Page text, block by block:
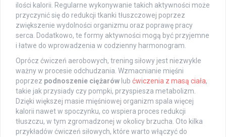
ilości kalorii. Regularne wykonywanie takich aktywności może
przyczynić się do redukcji tkanki tłuszczowej poprzez
zwiększenie wydolności organizmu oraz poprawę pracy
serca. Dodatkowo, te formy aktywności mogą być przyjemne
i łatwe do wprowadzenia w codzienny harmonogram.
Oprócz ćwiczeń aerobowych, trening siłowy jest niezwykle
ważny w procesie odchudzania. Wzmacnianie mięśni
poprzez podnoszenie ciężarów lub ćwiczenia z masą ciała,
takie jak przysiady czy pompki, przyspiesza metabolizm.
Dzięki większej masie mięśniowej organizm spala więcej
kalorii nawet w spoczynku, co wspiera proces redukcji
tłuszczu, w tym zgromadzonej w okolicy brzucha. Oto kilka
przykładów ćwiczeń siłowych, które warto włączyć do